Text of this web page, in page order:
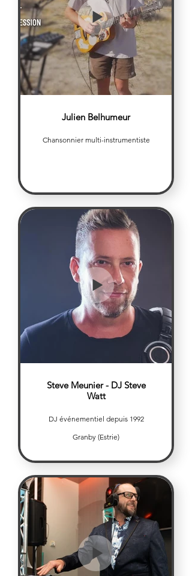
Julien Belhumeur
Chansonnier multi-instrumentiste
Steve Meunier - DJ Steve
Watt
DJ événementiel depuis 1992
Granby (Estrie)